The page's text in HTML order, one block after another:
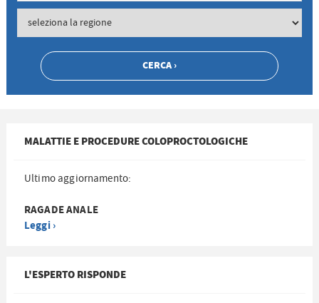
MALATTIE E PROCEDURE COLOPROCTOLOGICHE
Ultimo aggiornamento:
RAGADE ANALE
Leggi ›
L'ESPERTO RISPONDE